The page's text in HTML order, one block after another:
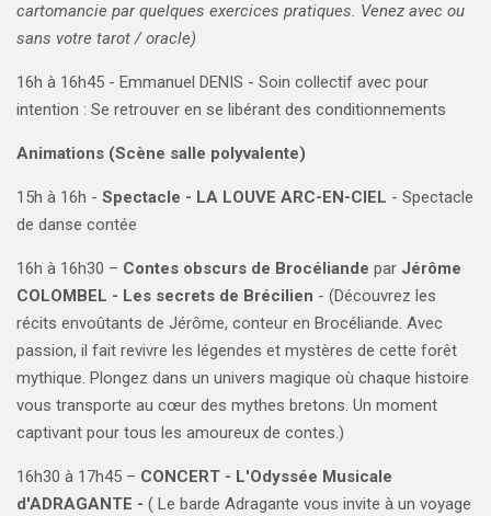
cartomancie par quelques exercices pratiques. Venez avec ou
sans votre tarot / oracle)
​16h à 16h45 - Emmanuel DENIS - Soin collectif avec pour
intention : Se retrouver en se libérant des conditionnements
Animations (Scène salle polyvalente)
15h à 16h - Spectacle - LA LOUVE ARC-EN-CIEL - Spectacle
de danse contée
16h à 16h30 – Contes obscurs de Brocéliande par Jérôme
COLOMBEL - Les secrets de Brécilien - (Découvrez les
récits envoûtants de Jérôme, conteur en Brocéliande. Avec
passion, il fait revivre les légendes et mystères de cette forêt
mythique. Plongez dans un univers magique où chaque histoire
vous transporte au cœur des mythes bretons. Un moment
captivant pour tous les amoureux de contes.)
16h30 à 17h45 – CONCERT - L'Odyssée Musicale
d'ADRAGANTE - ( Le barde Adragante vous invite à un voyage